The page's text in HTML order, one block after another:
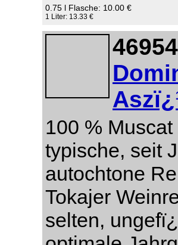
0.75 l Flasche: 10.00 €
1 Liter: 13.33 €
100 %
typische, seit
autochtone
Tokajer
selten,